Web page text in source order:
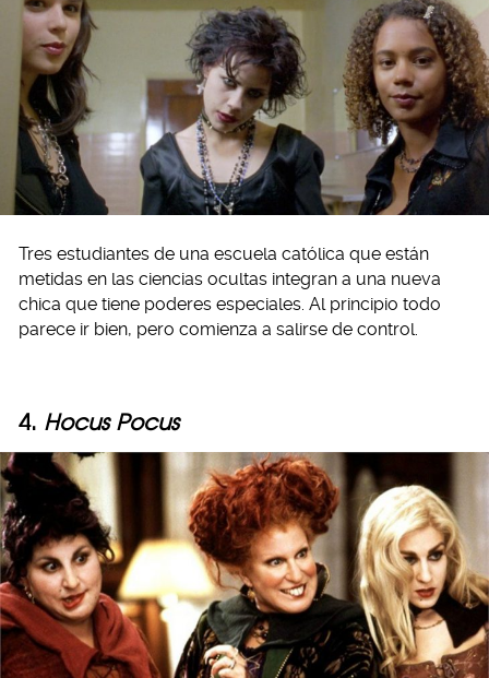
Tres estudiantes de una escuela católica que están
metidas en las ciencias ocultas integran a una nueva
chica que tiene poderes especiales. Al principio todo
parece ir bien, pero comienza a salirse de control.
4. Hocus Pocus